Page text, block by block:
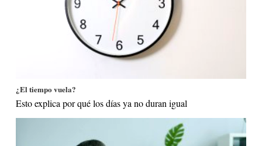
¿El tiempo vuela?
Esto explica por qué los días ya no duran igual